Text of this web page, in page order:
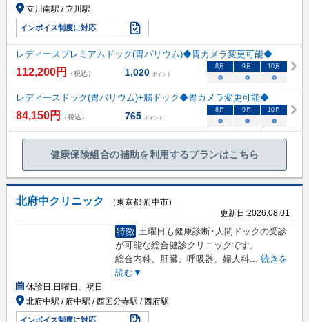
立川南駅 / 立川駅
インボイス制度に対応
レディースプレミアムドック(胃バリウム)◆胃カメラ変更可能◆
112,200円 （税込） 1,020 ポイント
8 月 9 月 10月
○ ○ ○
レディースドック(胃バリウム)+脳ドック◆胃カメラ変更可能◆
84,150円 （税込） 765 ポイント
8 月 9 月 10月
○ ○ ○
健康保険組合の補助を利用するプランはこちら
北府中クリニック
（東京都 府中市）
更新日:2026.08.01
特徴 土曜日も健康診断･人間ドックの受診
が可能な総合健診クリニックです。
総合内科、肝臓、呼吸器、婦人科... 続きを
読む▼
休診日:日曜日、祝日
北府中駅 / 府中駅 / 西国分寺駅 / 西府駅
インボイス制度に対応